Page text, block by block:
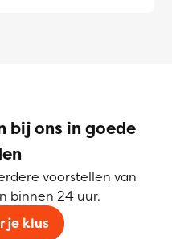
bij ons in goede
voorstellen van
binnen 24 uur.
je klus